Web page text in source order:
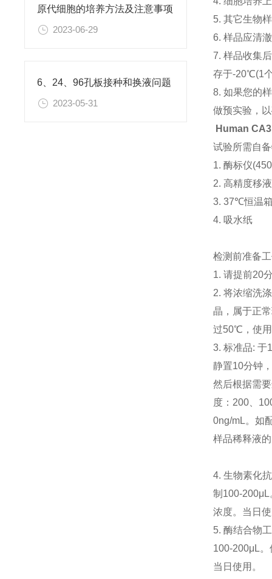
原代细胞的培养方法及注意事项
2023-06-29
6、24、96孔板接种和换液问题
2023-05-31
5. 其它生物
6. 样品应清
7. 样品收集
存于-20℃(1
8. 如果您的
做预实验，
Human
试验所需自
1. 酶标仪
2. 高精度移
3. 37℃恒温
4. 吸水纸
检测前准备
1. 请提前20
2. 将浓缩洗
晶，属于正
过50℃，使
3. 标准品: 于
静置10分钟
然后根据需
度：200、
0ng/mL。如
样品稀释液
4. 生物素化
制100-
浓度。当日
5. 酶结合物
100-200μL
当日使用。